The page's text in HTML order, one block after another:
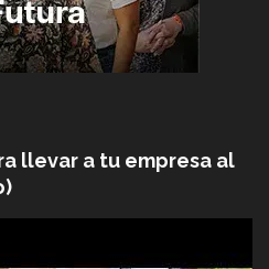
llevar a tu empresa al